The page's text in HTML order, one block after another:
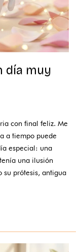
día muy
con final feliz. Me
a tiempo puede
especial: una
una ilusión
su prótesis, antigua